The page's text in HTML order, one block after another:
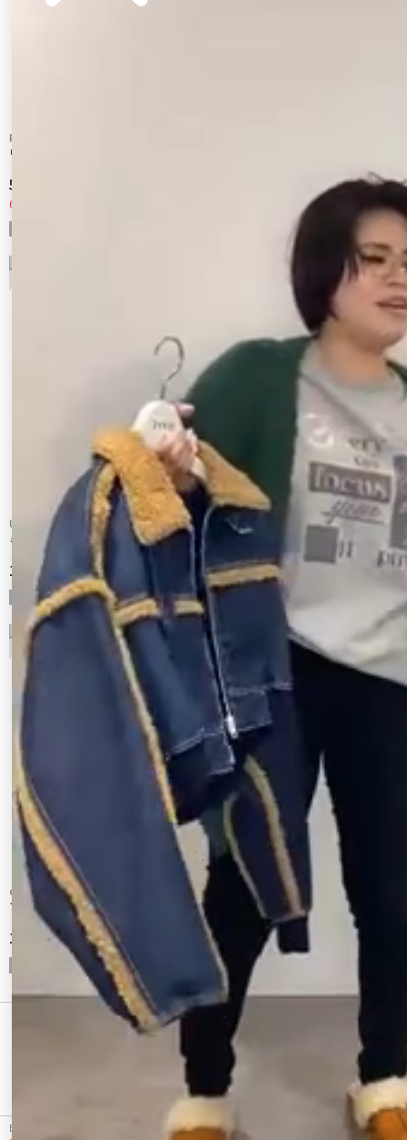
RESEXXY
リボンスリーブショートブルゾン
5,720 円
60%OFF
Ungrid
ミックスファーブルゾン
19,800 円
Ungrid
エンブロイダリーベロアブルゾン
17,600 円
dazzlin
フェイクファーニットブルゾン
12,100 円
リバーシブルレオパードミドル丈ブルゾン
18,700 円
CHECKED ITEM
最近チェックしたアイテム
EVRIS（エヴリス）のブルゾン、デニムボアブルゾン【セットアップ着用可能】の商品詳細情